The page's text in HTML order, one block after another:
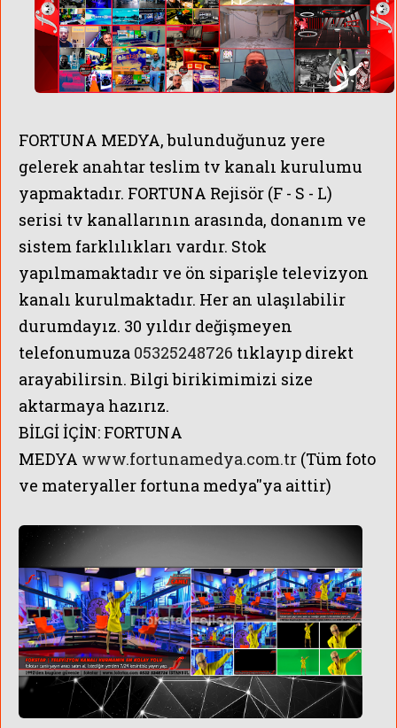
FORTUNA MEDYA, bulunduğunuz yere
gelerek anahtar teslim tv kanalı kurulumu
yapmaktadır. FORTUNA Rejisör (F - S - L)
serisi tv kanallarının arasında, donanım ve
sistem farklılıkları vardır. Stok
yapılmamaktadır ve ön siparişle televizyon
kanalı kurulmaktadır. Her an ulaşılabilir
durumdayız. 30 yıldır değişmeyen
telefonumuza 05325248726 tıklayıp direkt
arayabilirsin. Bilgi birikimimizi size
aktarmaya hazırız.
BİLGİ İÇİN: FORTUNA
MEDYA www.fortunamedya.com.tr (Tüm foto
ve materyaller fortuna medya''ya aittir)